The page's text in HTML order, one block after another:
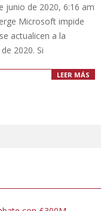
junio de 2020, 6:16 am
Microsoft impide
actualicen a la
2020. Si
LEER MÁS